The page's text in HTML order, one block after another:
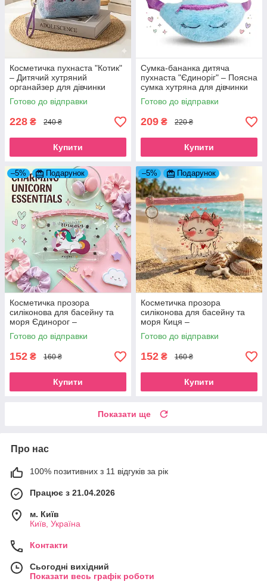
Косметичка пухнаста "Котик"
– Дитячий хутряний
органайзер для дівчинки
блакитно-рожевий
Готово до відправки
228 ₴ 240 ₴
Купити
Сумка-бананка дитяча
пухнаста "Єдиноріг" – Поясна
сумка хутряна для дівчинки
блакитна з рогом
Готово до відправки
209 ₴ 220 ₴
Купити
–5% Подарунок
Косметичка прозора
силіконова для басейну та
моря Єдинорог –
Водонепроникний пенал
органайзер для пляжу та
Готово до відправки
152 ₴ 160 ₴
Купити
–5% Подарунок
Косметичка прозора
силіконова для басейну та
моря Киця –
Водонепроникний пенал
органайзер для пляжу та
Готово до відправки
152 ₴ 160 ₴
Купити
Показати ще
Про нас
100% позитивних з 11 відгуків за рік
Працює з 21.04.2026
м. Київ
Київ, Україна
Контакти
Сьогодні вихідний
Показати весь графік роботи